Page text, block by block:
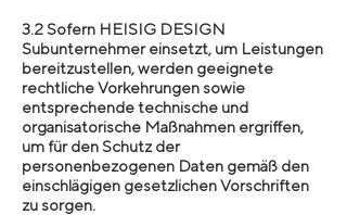
3.2 Sofern HEISIG DESIGN
Subunternehmer einsetzt, um Leistungen
bereitzustellen, werden geeignete
rechtliche Vorkehrungen sowie
entsprechende technische und
organisatorische Maßnahmen ergriffen,
um für den Schutz der
personenbezogenen Daten gemäß den
einschlägigen gesetzlichen Vorschriften
zu sorgen.